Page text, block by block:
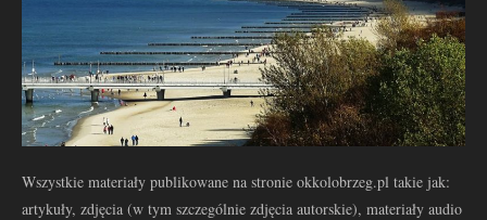
Wszystkie materiały publikowane na stronie okkolobrzeg.pl takie jak:
artykuły, zdjęcia (w tym szczególnie zdjęcia autorskie), materiały audio